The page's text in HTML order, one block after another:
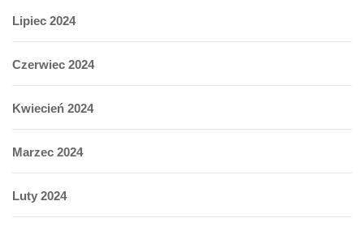
Lipiec 2024
Czerwiec 2024
Kwiecień 2024
Marzec 2024
Luty 2024